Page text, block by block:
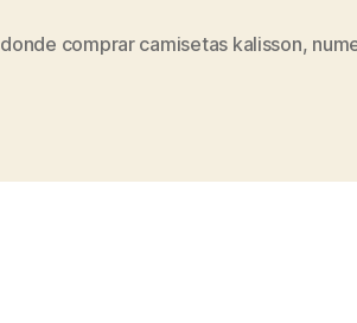
donde comprar camisetas kalisson,